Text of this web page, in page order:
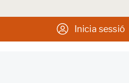
Inicia sessió